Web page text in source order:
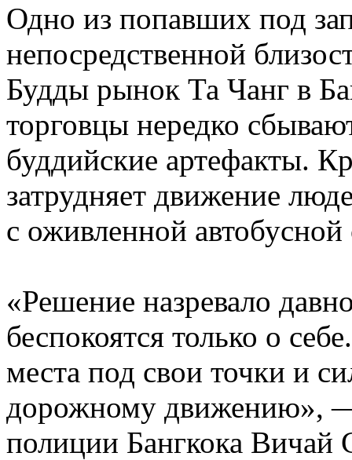
Одно из попавших под
непосредственной
Будды рынок Та Чанг в
торговцы нередко
буддийские артефакты.
затрудняет движение
с оживленной автобусной
«Решение назревало
беспокоятся только о
места под свои точки и
дорожному движению»,
полиции Бангкока Вичай